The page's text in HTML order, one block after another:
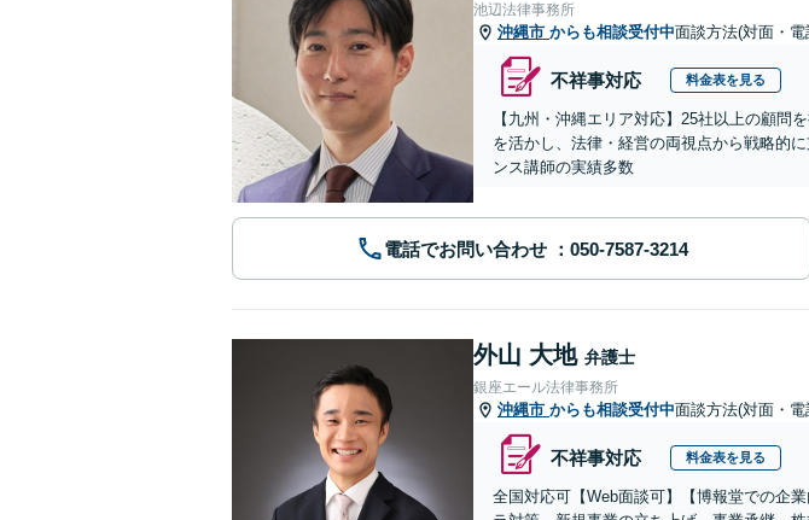
池辺法律事務所
沖縄市 からも相談受付中面談方法(対面・
不祥事対応 料金表を見る
【九州・沖縄エリア対応】25社以上の顧問
を活かし、法律・経営の両視点から戦略的
ンス講師の実績多数
電話でお問い合わせ
外山 大地 弁護士
銀座エール法律事務所
沖縄市 からも相談受付中面談方法(対面・
不祥事対応 料金表を見る
全国対応可【Web面談可】【博報堂での企